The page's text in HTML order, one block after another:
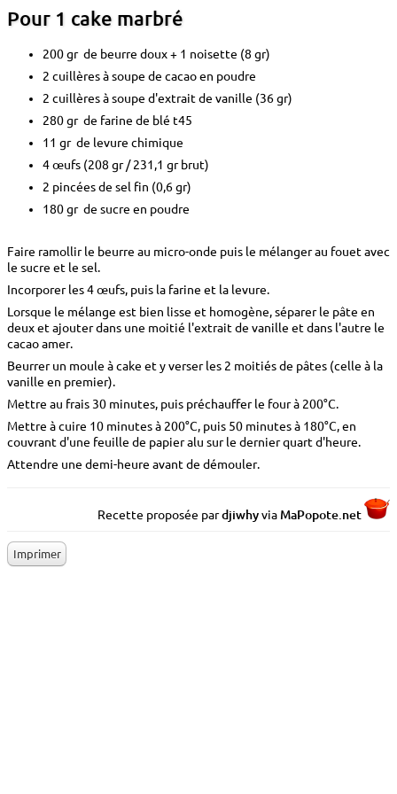
Pour 1 cake marbré
200 gr de beurre doux + 1 noisette (8 gr)
2 cuillères à soupe de cacao en poudre
2 cuillères à soupe d'extrait de vanille (36 gr)
280 gr de farine de blé t45
11 gr de levure chimique
4 œufs (208 gr / 231,1 gr brut)
2 pincées de sel fin (0,6 gr)
180 gr de sucre en poudre
Faire ramollir le beurre au micro-onde puis le mélanger au fouet avec
le sucre et le sel.
Incorporer les 4 œufs, puis la farine et la levure.
Lorsque le mélange est bien lisse et homogène, séparer le pâte en
deux et ajouter dans une moitié l'extrait de vanille et dans l'autre le
cacao amer.
Beurrer un moule à cake et y verser les 2 moitiés de pâtes (celle à la
vanille en premier).
Mettre au frais 30 minutes, puis préchauffer le four à 200°C.
Mettre à cuire 10 minutes à 200°C, puis 50 minutes à 180°C, en
couvrant d'une feuille de papier alu sur le dernier quart d'heure.
Attendre une demi-heure avant de démouler.
Recette proposée pardjiwhyvia MaPopote.net
Imprimer